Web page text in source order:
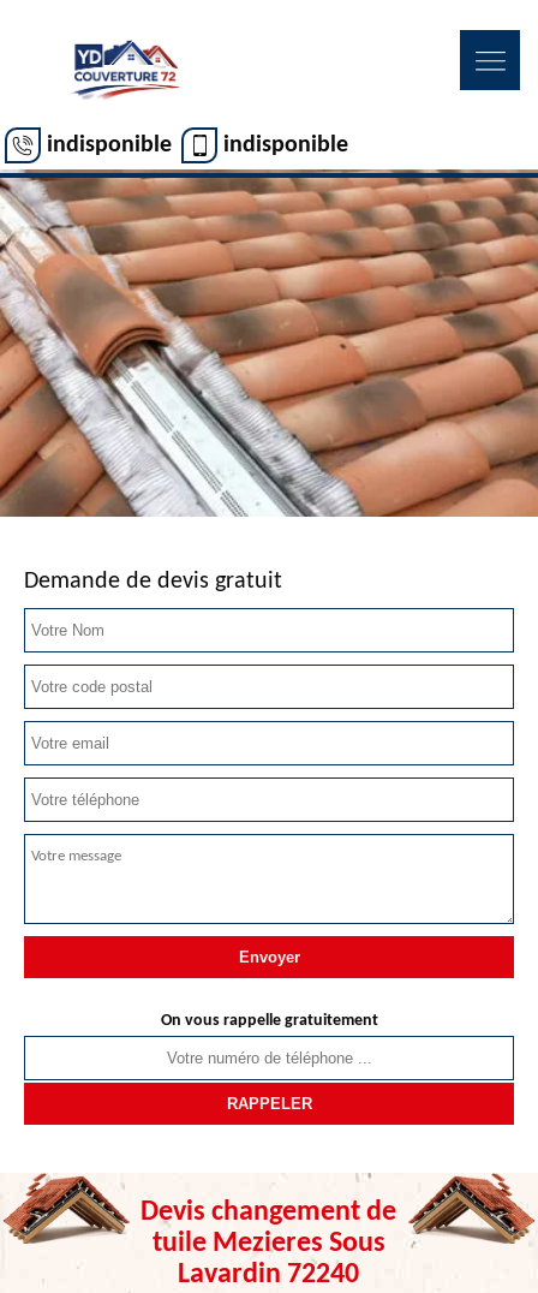
indisponible indisponible
Demande de devis gratuit
On vous rappelle gratuitement
Devis changement de
tuile Mezieres Sous
Lavardin 72240